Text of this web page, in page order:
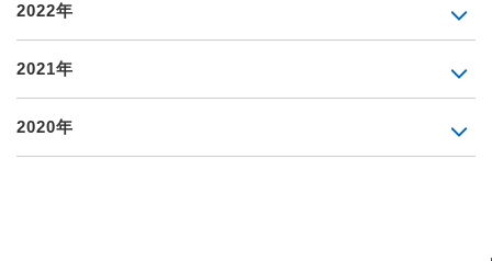
2022年
2021年
2020年